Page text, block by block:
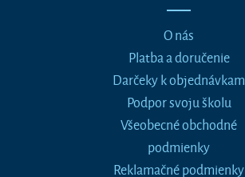
O nás
Platba a doručenie
Darčeky k objednávkam
Podpor svoju školu
Všeobecné obchodné
podmienky
Reklamačné podmienky